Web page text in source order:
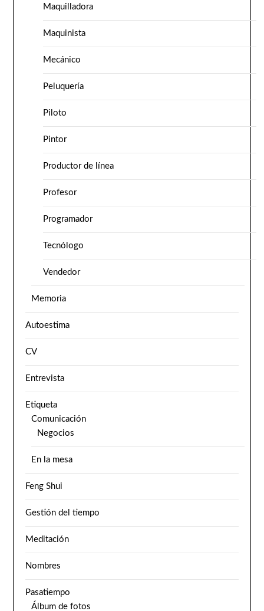
Maquilladora
Maquinista
Mecánico
Peluquería
Piloto
Pintor
Productor de línea
Profesor
Programador
Tecnólogo
Vendedor
Memoria
Autoestima
CV
Entrevista
Etiqueta
Comunicación
Negocios
En la mesa
Feng Shui
Gestión del tiempo
Meditación
Nombres
Pasatiempo
Álbum de fotos